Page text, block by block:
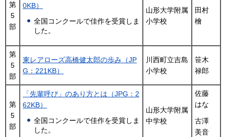
第
5
部
0KB）
全国コンクールで佳作を受賞しま
した。
山形大学附属
小学校
田村
檜
第
5
部
東レアローズ高橋健太郎の歩み（JP
G：221KB）
川西町立吉島
小学校
笹木
禄郎
第
5
部
「先輩呼び」のあり方とは（JPG：2
62KB）
全国コンクールで佳作を受賞しま
した。
山形大学附属
中学校
佐藤
はな
古澤
美音